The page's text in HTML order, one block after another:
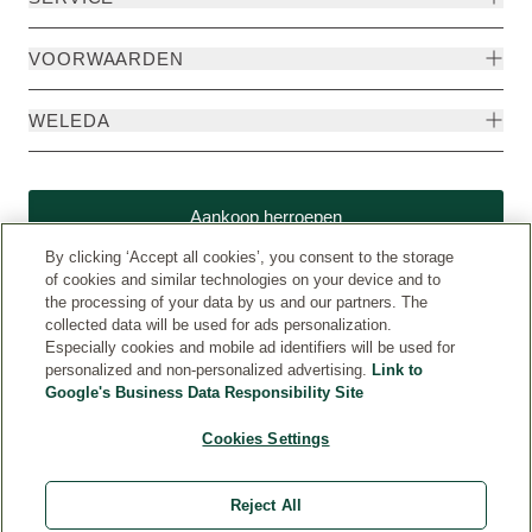
VOORWAARDEN
WELEDA
Aankoop herroepen
Weleda International (www.weleda.com) © Weleda 2026
By clicking ‘Accept all cookies’, you consent to the storage
of cookies and similar technologies on your device and to
the processing of your data by us and our partners. The
collected data will be used for ads personalization.
Especially cookies and mobile ad identifiers will be used for
personalized and non-personalized advertising. Link to
Google's Business Data Responsibility Site
Cookies Settings
Reject All